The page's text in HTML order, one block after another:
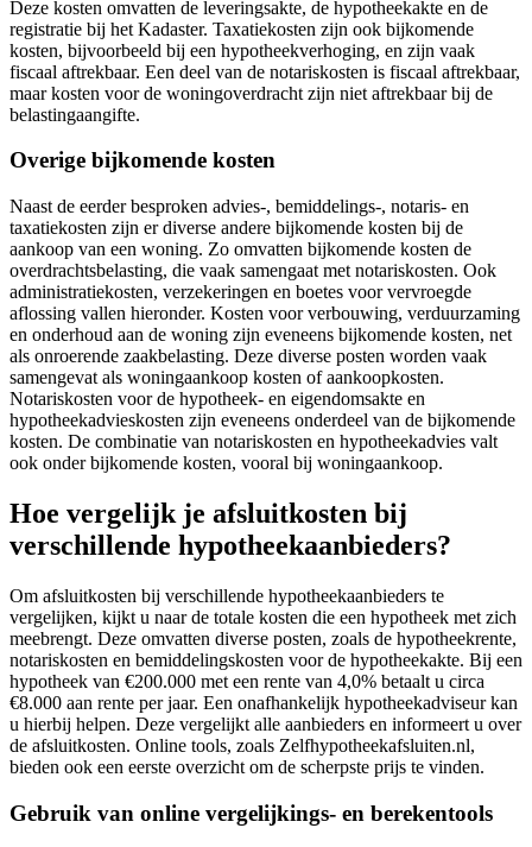
Deze kosten omvatten de leveringsakte, de hypotheekakte en de
registratie bij het Kadaster. Taxatiekosten zijn ook bijkomende
kosten, bijvoorbeeld bij een hypotheekverhoging, en zijn vaak
fiscaal aftrekbaar. Een deel van de notariskosten is fiscaal aftrekbaar,
maar kosten voor de woningoverdracht zijn niet aftrekbaar bij de
belastingaangifte.
Overige bijkomende kosten
Naast de eerder besproken advies-, bemiddelings-, notaris- en
taxatiekosten zijn er diverse andere bijkomende kosten bij de
aankoop van een woning. Zo omvatten bijkomende kosten de
overdrachtsbelasting, die vaak samengaat met notariskosten. Ook
administratiekosten, verzekeringen en boetes voor vervroegde
aflossing vallen hieronder. Kosten voor verbouwing, verduurzaming
en onderhoud aan de woning zijn eveneens bijkomende kosten, net
als onroerende zaakbelasting. Deze diverse posten worden vaak
samengevat als woningaankoop kosten of aankoopkosten.
Notariskosten voor de hypotheek- en eigendomsakte en
hypotheekadvieskosten zijn eveneens onderdeel van de bijkomende
kosten. De combinatie van notariskosten en hypotheekadvies valt
ook onder bijkomende kosten, vooral bij woningaankoop.
Hoe vergelijk je afsluitkosten bij
verschillende hypotheekaanbieders?
Om afsluitkosten bij verschillende hypotheekaanbieders te
vergelijken, kijkt u naar de totale kosten die een hypotheek met zich
meebrengt. Deze omvatten diverse posten, zoals de hypotheekrente,
notariskosten en bemiddelingskosten voor de hypotheekakte. Bij een
hypotheek van €200.000 met een rente van 4,0% betaalt u circa
€8.000 aan rente per jaar. Een onafhankelijk hypotheekadviseur kan
u hierbij helpen. Deze vergelijkt alle aanbieders en informeert u over
de afsluitkosten. Online tools, zoals Zelfhypotheekafsluiten.nl,
bieden ook een eerste overzicht om de scherpste prijs te vinden.
Gebruik van online vergelijkings- en berekentools